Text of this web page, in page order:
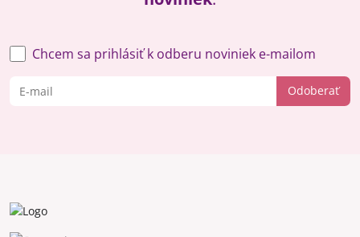
Odoberať
Chcem sa prihlásiť k odberu noviniek e-mailom